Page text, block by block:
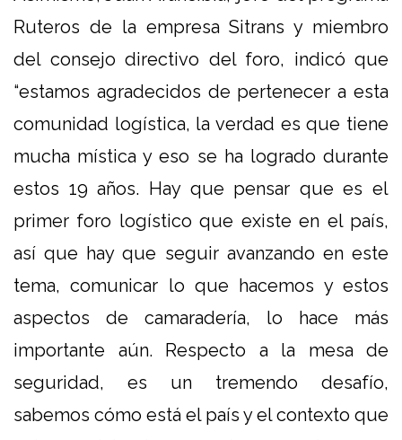
Ruteros de la empresa Sitrans y miembro
del consejo directivo del foro, indicó que
“estamos agradecidos de pertenecer a esta
comunidad logística, la verdad es que tiene
mucha mística y eso se ha logrado durante
estos 19 años. Hay que pensar que es el
primer foro logístico que existe en el país,
así que hay que seguir avanzando en este
tema, comunicar lo que hacemos y estos
aspectos de camaradería, lo hace más
importante aún. Respecto a la mesa de
seguridad, es un tremendo desafío,
sabemos cómo está el país y el contexto que